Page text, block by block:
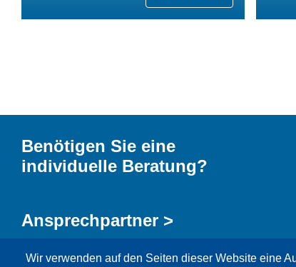
Wir verwenden auf den Seiten dieser Website eine
Benötigen Sie eine
individuelle Beratung?
Ansprechpartner >